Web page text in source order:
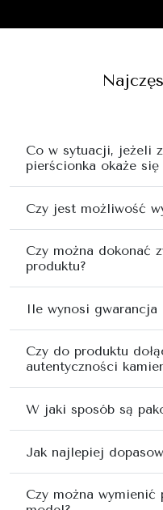
Co w sytuacji, jeżeli
pierścionka okaże
Czy jest możliwość
Czy można dokonać
produktu?
Ile wynosi
Czy do produktu
autentyczności
W jaki sposób są
Jak najlepiej
Czy można wymienić